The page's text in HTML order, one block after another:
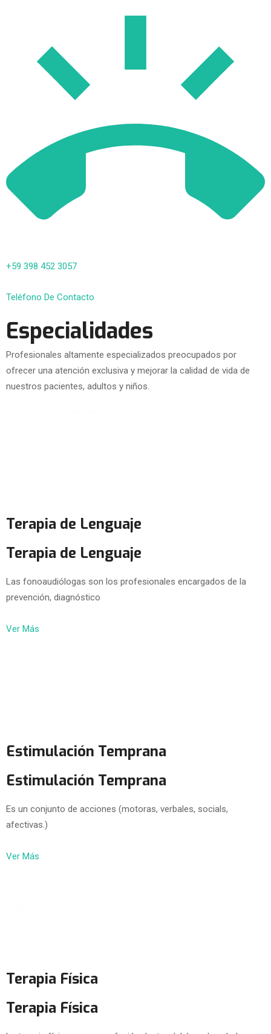
+59 398 452 3057
Teléfono De Contacto
Especialidades
Profesionales altamente especializados preocupados por
ofrecer una atención exclusiva y mejorar la calidad de vida de
nuestros pacientes, adultos y niños.
Terapia de Lenguaje
Terapia de Lenguaje
Las fonoaudiólogas son los profesionales encargados de la
prevención, diagnóstico
Ver Más
Estimulación Temprana
Estimulación Temprana
Es un conjunto de acciones (motoras, verbales, socials,
afectivas.)
Ver Más
Terapia Física
Terapia Física